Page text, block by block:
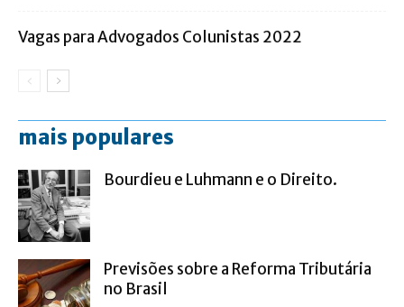
Vagas para Advogados Colunistas 2022
mais populares
Bourdieu e Luhmann e o Direito.
Previsões sobre a Reforma Tributária
no Brasil